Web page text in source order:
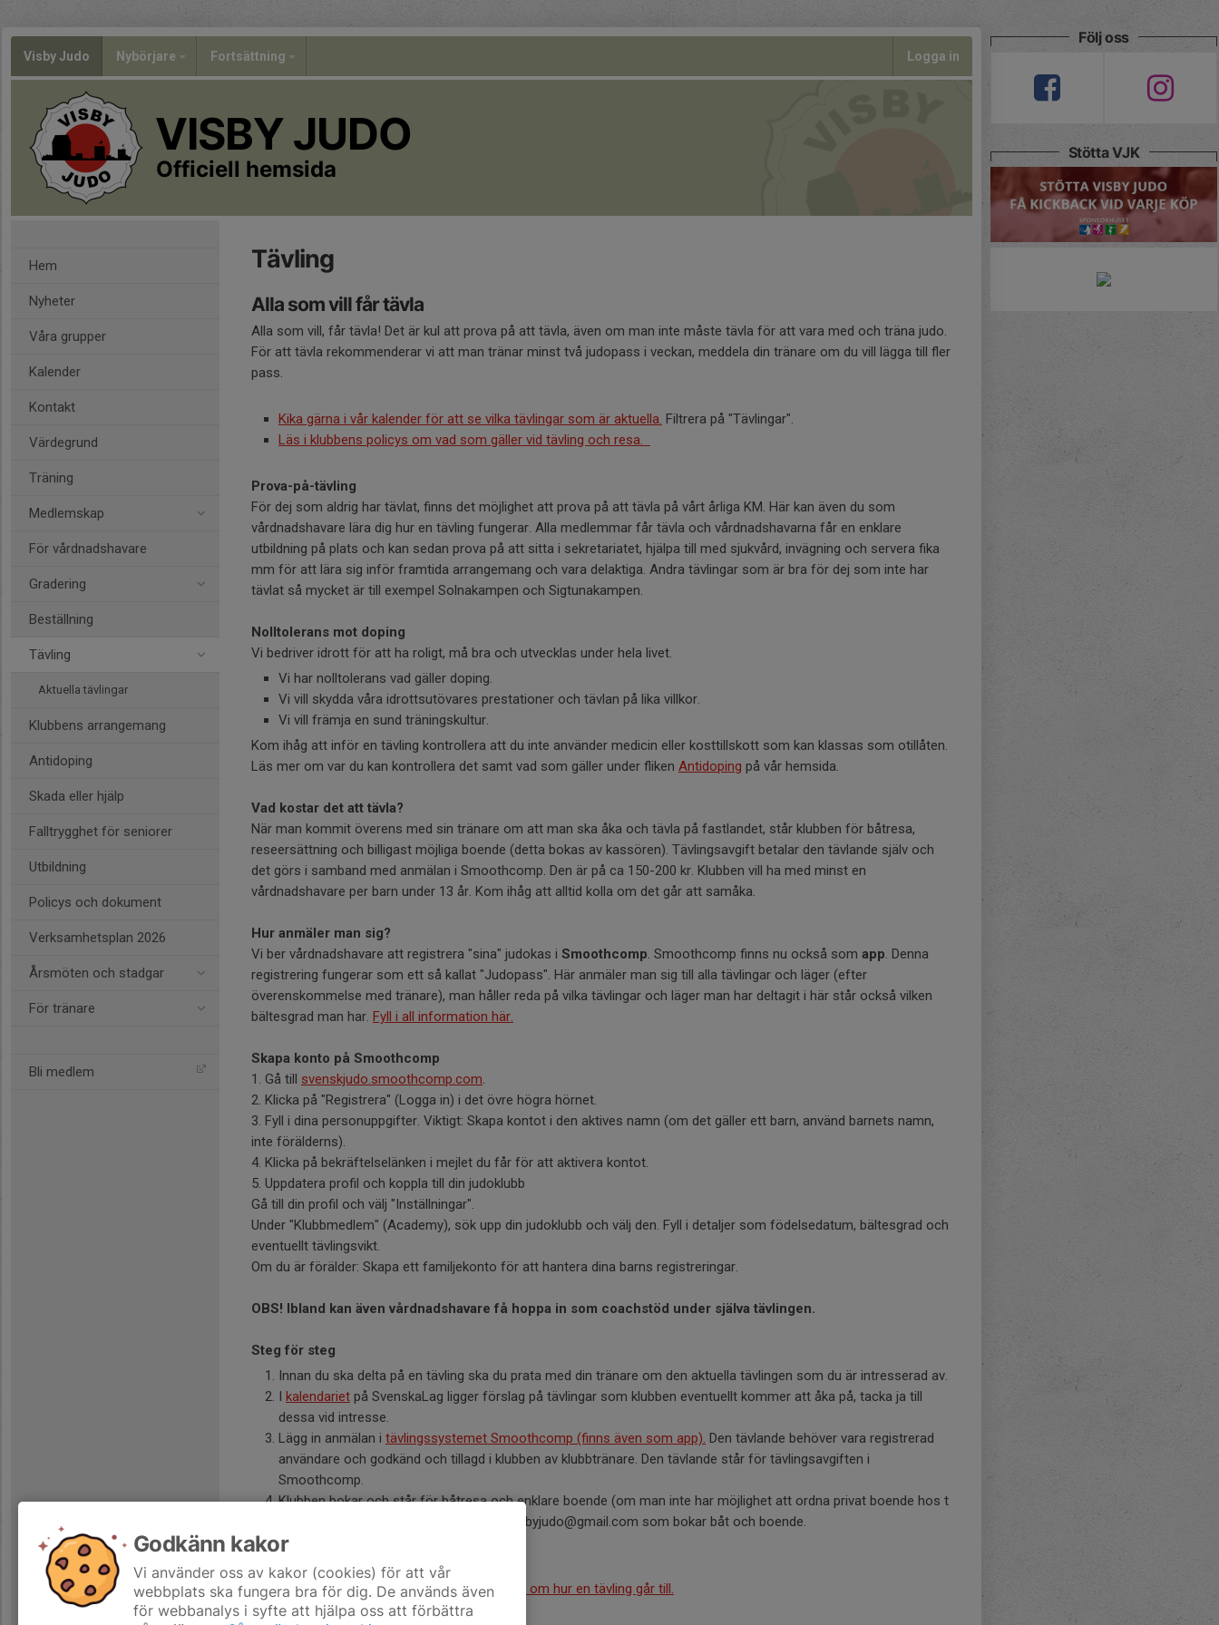
Visby Judo Nybörjare Fortsättning Logga in
VISBY JUDO
Officiell hemsida
Hem
Nyheter
Våra grupper
Kalender
Kontakt
Värdegrund
Träning
Medlemskap
För vårdnadshavare
Gradering
Beställning
Tävling
Aktuella tävlingar
Klubbens arrangemang
Antidoping
Skada eller hjälp
Falltrygghet för seniorer
Utbildning
Policys och dokument
Verksamhetsplan 2026
Årsmöten och stadgar
För tränare
Bli medlem
Tävling
Alla som vill får tävla
Alla som vill, får tävla! Det är kul att prova på att tävla, även om man inte måste tävla för att vara med och träna judo.
För att tävla rekommenderar vi att man tränar minst två judopass i veckan, meddela din tränare om du vill lägga till fler
pass.
Kika gärna i vår kalender för att se vilka tävlingar som är aktuella. Filtrera på "Tävlingar".
Läs i klubbens policys om vad som gäller vid tävling och resa.
Prova-på-tävling
För dej som aldrig har tävlat, finns det möjlighet att prova på att tävla på vårt årliga KM. Här kan även du som
vårdnadshavare lära dig hur en tävling fungerar. Alla medlemmar får tävla och vårdnadshavarna får en enklare
utbildning på plats och kan sedan prova på att sitta i sekretariatet, hjälpa till med sjukvård, invägning och servera fika
mm för att lära sig inför framtida arrangemang och vara delaktiga. Andra tävlingar som är bra för dej som inte har
tävlat så mycket är till exempel Solnakampen och Sigtunakampen.
Nolltolerans mot doping
Vi bedriver idrott för att ha roligt, må bra och utvecklas under hela livet.
Vi har nolltolerans vad gäller doping.
Vi vill skydda våra idrottsutövares prestationer och tävlan på lika villkor.
Vi vill främja en sund träningskultur.
Kom ihåg att inför en tävling kontrollera att du inte använder medicin eller kosttillskott som kan klassas som otillåten.
Läs mer om var du kan kontrollera det samt vad som gäller under fliken Antidoping på vår hemsida.
Vad kostar det att tävla?
När man kommit överens med sin tränare om att man ska åka och tävla på fastlandet, står klubben för båtresa,
reseersättning och billigast möjliga boende (detta bokas av kassören). Tävlingsavgift betalar den tävlande själv och
det görs i samband med anmälan i Smoothcomp. Den är på ca 150-200 kr. Klubben vill ha med minst en
vårdnadshavare per barn under 13 år. Kom ihåg att alltid kolla om det går att samåka.
Hur anmäler man sig?
Vi ber vårdnadshavare att registrera "sina" judokas i Smoothcomp. Smoothcomp finns nu också som app. Denna
registrering fungerar som ett så kallat "Judopass". Här anmäler man sig till alla tävlingar och läger (efter
överenskommelse med tränare), man håller reda på vilka tävlingar och läger man har deltagit i här står också vilken
bältesgrad man har. Fyll i all information här.
Skapa konto på Smoothcomp
1. Gå till svenskjudo.smoothcomp.com.
2. Klicka på "Registrera" (Logga in) i det övre högra hörnet.
3. Fyll i dina personuppgifter. Viktigt: Skapa kontot i den aktives namn (om det gäller ett barn, använd barnets namn,
inte förälderns).
4. Klicka på bekräftelselänken i mejlet du får för att aktivera kontot.
5. Uppdatera profil och koppla till din judoklubb
Gå till din profil och välj "Inställningar".
Under "Klubbmedlem" (Academy), sök upp din judoklubb och välj den. Fyll i detaljer som födelsedatum, bältesgrad och
eventuellt tävlingsvikt.
Om du är förälder: Skapa ett familjekonto för att hantera dina barns registreringar.
OBS! Ibland kan även vårdnadshavare få hoppa in som coachstöd under själva tävlingen.
Steg för steg
Innan du ska delta på en tävling ska du prata med din tränare om den aktuella tävlingen som du är intresserad av.
I kalendariet på SvenskaLag ligger förslag på tävlingar som klubben eventuellt kommer att åka på, tacka ja till
dessa vid intresse.
Lägg in anmälan i tävlingssystemet Smoothcomp (finns även som app). Den tävlande behöver vara registrerad
användare och godkänd och tillagd i klubben av klubbtränare. Den tävlande står för tävlingsavgiften i
Smoothcomp.
Klubben bokar och står för båtresa och enklare boende (om man inte har möjlighet att ordna privat boende hos t
ex familj eller vänner). Kontakta kassorvisbyjudo@gmail.com som bokar båt och boende.
Här kan du läsa om
Läs mer på Svenska Judoförbundets hemsida om hur en tävling går till.
Följ oss
Stötta VJK
Godkänn kakor
Vi använder oss av kakor (cookies) för att vår
webbplats ska fungera bra för dig. De används även
för webbanalys i syfte att hjälpa oss att förbättra